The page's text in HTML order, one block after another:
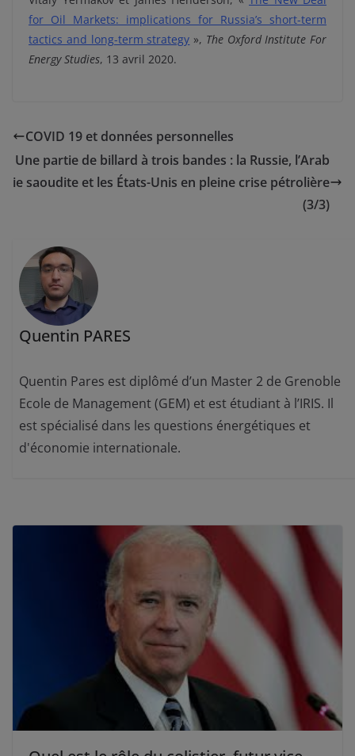
for Oil Markets: implications for Russia’s short-term
tactics and long-term strategy », The Oxford Institute For
Energy Studies, 13 avril 2020.
COVID 19 et données personnelles
Une partie de billard à trois bandes : la Russie, l’Arab
ie saoudite et les États-Unis en pleine crise pétrolière
(3/3)
Quentin PARES
Quentin Pares est diplômé d’un Master 2 de Grenoble
Ecole de Management (GEM) et est étudiant à l’IRIS. Il
est spécialisé dans les questions énergétiques et
d'économie internationale.